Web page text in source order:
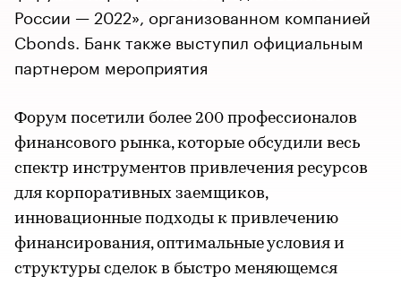
России — 2022», организованном компанией
Cbonds. Банк также выступил официальным
партнером мероприятия
Форум посетили более 200 профессионалов
финансового рынка, которые обсудили весь
спектр инструментов привлечения ресурсов
для корпоративных заемщиков,
инновационные подходы к привлечению
финансирования, оптимальные условия и
структуры сделок в быстро меняющемся